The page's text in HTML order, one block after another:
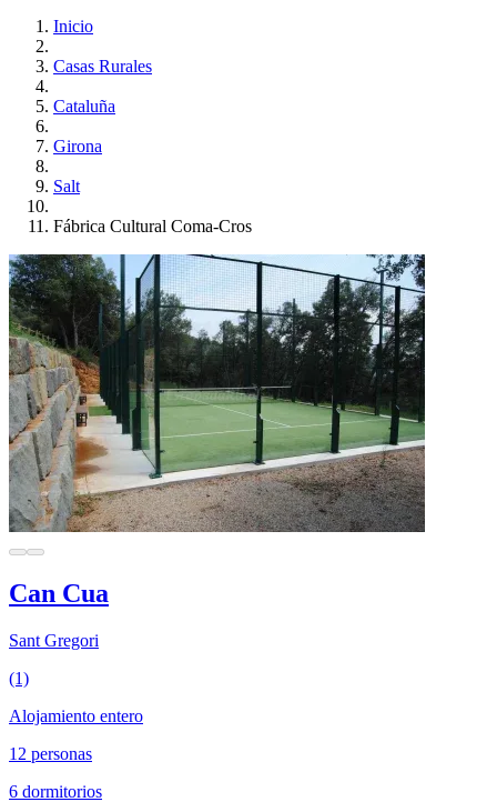
Inicio
Casas Rurales
Cataluña
Girona
Salt
Fábrica Cultural Coma-Cros
Can Cua
Sant Gregori
(1)
Alojamiento entero
12 personas
6 dormitorios